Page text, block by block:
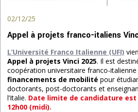
02/12/25
Appel à projets franco-italiens
L’Université Franco Italienne (UFI)
Appel à projets Vinci 2025. Il est
coopération universitaire franco-italienne
financements de mobilité pour
doctorants, post-doctorants et
l’Italie. Date limite de candidature est
12h00 (midi).